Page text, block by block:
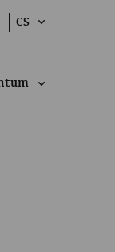
CS